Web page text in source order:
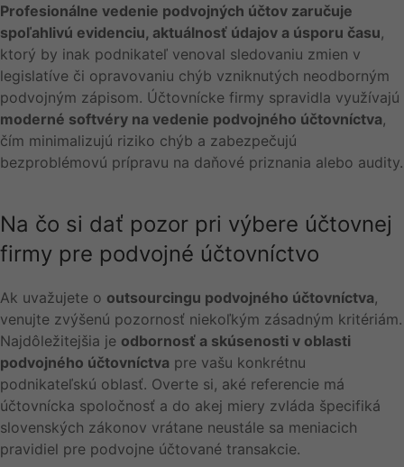
Profesionálne vedenie podvojných účtov zaručuje
spoľahlivú evidenciu, aktuálnosť údajov a úsporu času,
ktorý by inak podnikateľ venoval sledovaniu zmien v
legislatíve či opravovaniu chýb vzniknutých neodborným
podvojným zápisom. Účtovnícke firmy spravidla využívajú
moderné softvéry na vedenie podvojného účtovníctva,
čím minimalizujú riziko chýb a zabezpečujú
bezproblémovú prípravu na daňové priznania alebo audity.
Na čo si dať pozor pri výbere účtovnej
firmy pre podvojné účtovníctvo
Ak uvažujete o outsourcingu podvojného účtovníctva,
venujte zvýšenú pozornosť niekoľkým zásadným kritériám.
Najdôležitejšia je odbornosť a skúsenosti v oblasti
podvojného účtovníctva pre vašu konkrétnu
podnikateľskú oblasť. Overte si, aké referencie má
účtovnícka spoločnosť a do akej miery zvláda špecifiká
slovenských zákonov vrátane neustále sa meniacich
pravidiel pre podvojne účtované transakcie.